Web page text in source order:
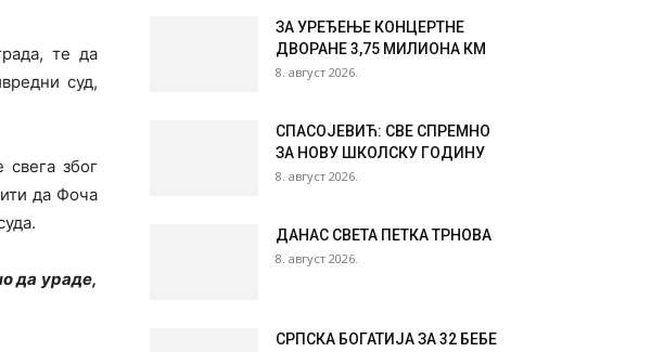
те да
суд,
због
да Фоча
да ураде,
ЗА УРЕЂЕЊЕ КОНЦЕРТНЕ
ДВОРАНЕ 3,75 МИЛИОНА КМ
8. август 2026.
СПАСОЈЕВИЋ: СВЕ СПРЕМНО
ЗА НОВУ ШКОЛСКУ ГОДИНУ
8. август 2026.
ДАНАС СВЕТА ПЕТКА ТРНОВА
8. август 2026.
СРПСКА БОГАТИЈА ЗА 32 БЕБЕ